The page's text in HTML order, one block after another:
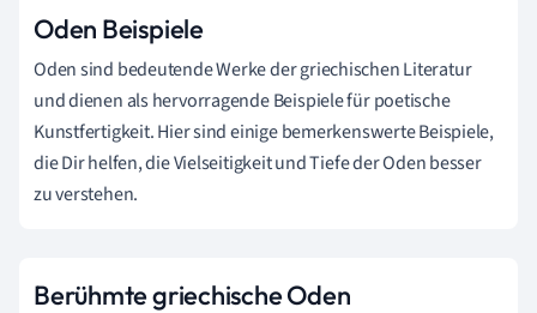
Oden Beispiele
Oden sind bedeutende Werke der griechischen Literatur
und dienen als hervorragende Beispiele für poetische
Kunstfertigkeit. Hier sind einige bemerkenswerte Beispiele,
die Dir helfen, die Vielseitigkeit und Tiefe der Oden besser
zu verstehen.
Berühmte griechische Oden